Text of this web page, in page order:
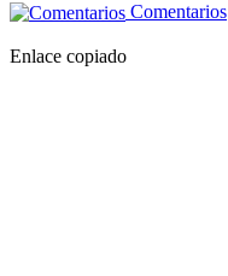
Comentarios
Enlace copiado